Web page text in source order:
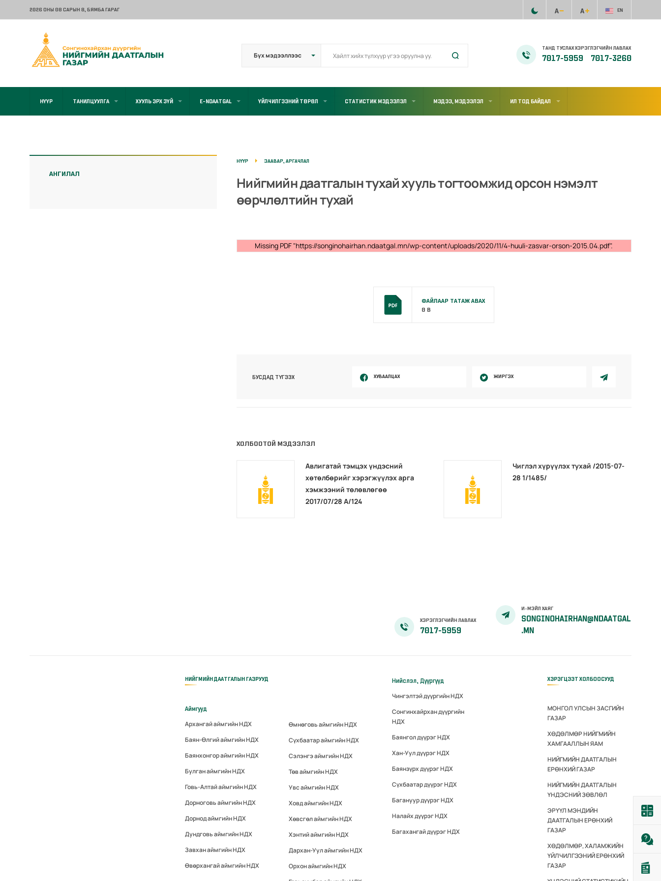
2026 ОНЫ 08 САРЫН 8, БЯМБА ГАРАГ EN
ТАНД ТУСЛАХ ХЭРЭГЛЭГЧИЙН ЛАВЛАХ
7017-5959 7017-3260
НҮҮР ТАНИЛЦУУЛГА ХУУЛЬ ЭРХ ЗҮЙ E-NDAATGAL ҮЙЛЧИЛГЭЭНИЙ ТӨРӨЛ СТАТИСТИК МЭДЭЭЛЭЛ МЭДЭЭ, МЭДЭЭЛЭЛ ИЛ ТОД БАЙДАЛ
АНГИЛАЛ
НҮҮР ЗААВАР, АРГАЧЛАЛ
Нийгмийн даатгалын тухай хууль тогтоомжид орсон нэмэлт
өөрчлөлтийн тухай
Missing PDF "https://songinohairhan.ndaatgal.mn/wp-content/uploads/2020/11/4-huuli-zasvar-orson-2015.04.pdf".
ФАЙЛААР ТАТАЖ АВАХ
0 B
БУСДАД ТҮГЭЭХ ХУВААЛЦАХ ЖИРГЭХ
ХОЛБООТОЙ МЭДЭЭЛЭЛ
Авлигатай тэмцэх үндэсний
хөтөлбөрийг хэрэгжүүлэх арга
хэмжээний төлөвлөгөө
2017/07/28 А/124
Чиглэл хүрүүлэх тухай /2015-07-
28 1/1485/
ХЭРЭГЛЭГЧИЙН ЛАВЛАХ
7017-5959
И-МЭЙЛ ХАЯГ
SONGINOHAIRHAN@NDAATGAL
.MN
НИЙГМИЙН ДААТГАЛЫН ГАЗРУУД
Аймгууд
Архангай аймгийн НДХ
Баян-Өлгий аймгийн НДХ
Баянхонгор аймгийн НДХ
Булган аймгийн НДХ
Говь-Алтай аймгийн НДХ
Дорноговь аймгийн НДХ
Дорнод аймгийн НДХ
Дундговь аймгийн НДХ
Завхан аймгийн НДХ
Өвөрхангай аймгийн НДХ
Өмнөговь аймгийн НДХ
Сүхбаатар аймгийн НДХ
Сэлэнгэ аймгийн НДХ
Төв аймгийн НДХ
Увс аймгийн НДХ
Ховд аймгийн НДХ
Хөвсгөл аймгийн НДХ
Хэнтий аймгийн НДХ
Дархан-Уул аймгийн НДХ
Орхон аймгийн НДХ
Нийслэл, Дүүргүүд
Чингэлтэй дүүргийн НДХ
Сонгинхайрхан дүүргийн
НДХ
Баянгол дүүрэг НДХ
Хан-Уул дүүрэг НДХ
Баянзүрх дүүрэг НДХ
Сүхбаатар дүүрэг НДХ
Багануур дүүрэг НДХ
Налайх дүүрэг НДХ
Багахангай дүүрэг НДХ
ХЭРЭГЦЭЭТ ХОЛБООСУУД
МОНГОЛ УЛСЫН ЗАСГИЙН
ГАЗАР
ХӨДӨЛМӨР НИЙГМИЙН
ХАМГААЛЛЫН ЯАМ
НИЙГМИЙН ДААТГАЛЫН
ЕРӨНХИЙ ГАЗАР
НИЙГМИЙН ДААТГАЛЫН
ҮНДЭСНИЙ ЗӨВЛӨЛ
ЭРҮҮЛ МЭНДИЙН
ДААТГАЛЫН ЕРӨНХИЙ
ГАЗАР
ХӨДӨЛМӨР, ХАЛАМЖИЙН
ҮЙЛЧИЛГЭЭНИЙ ЕРӨНХИЙ
ГАЗАР